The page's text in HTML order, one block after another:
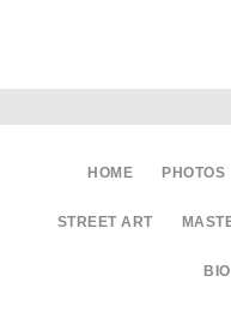
HOME PHOTOS
STREET ART
BIO